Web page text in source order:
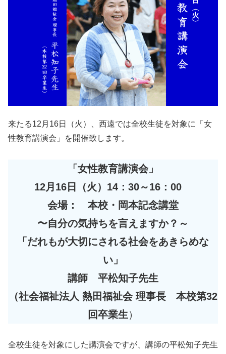
来たる12月16日（火）、西遠では全校生徒を対象に「女
性教育講演会」を開催致します。
「女性教育講演会」
12月16日（火）14：30～16：00
会場： 本校・岡本記念講堂
〜自分の気持ちを言えますか？～
「だれもが大切にされる社会をあきらめな
い」
講師 平松知子先生
（社会福祉法人 熱田福祉会 理事長 本校第32
回卒業生）
全校生徒を対象にした講演会ですが、講師の平松知子先生